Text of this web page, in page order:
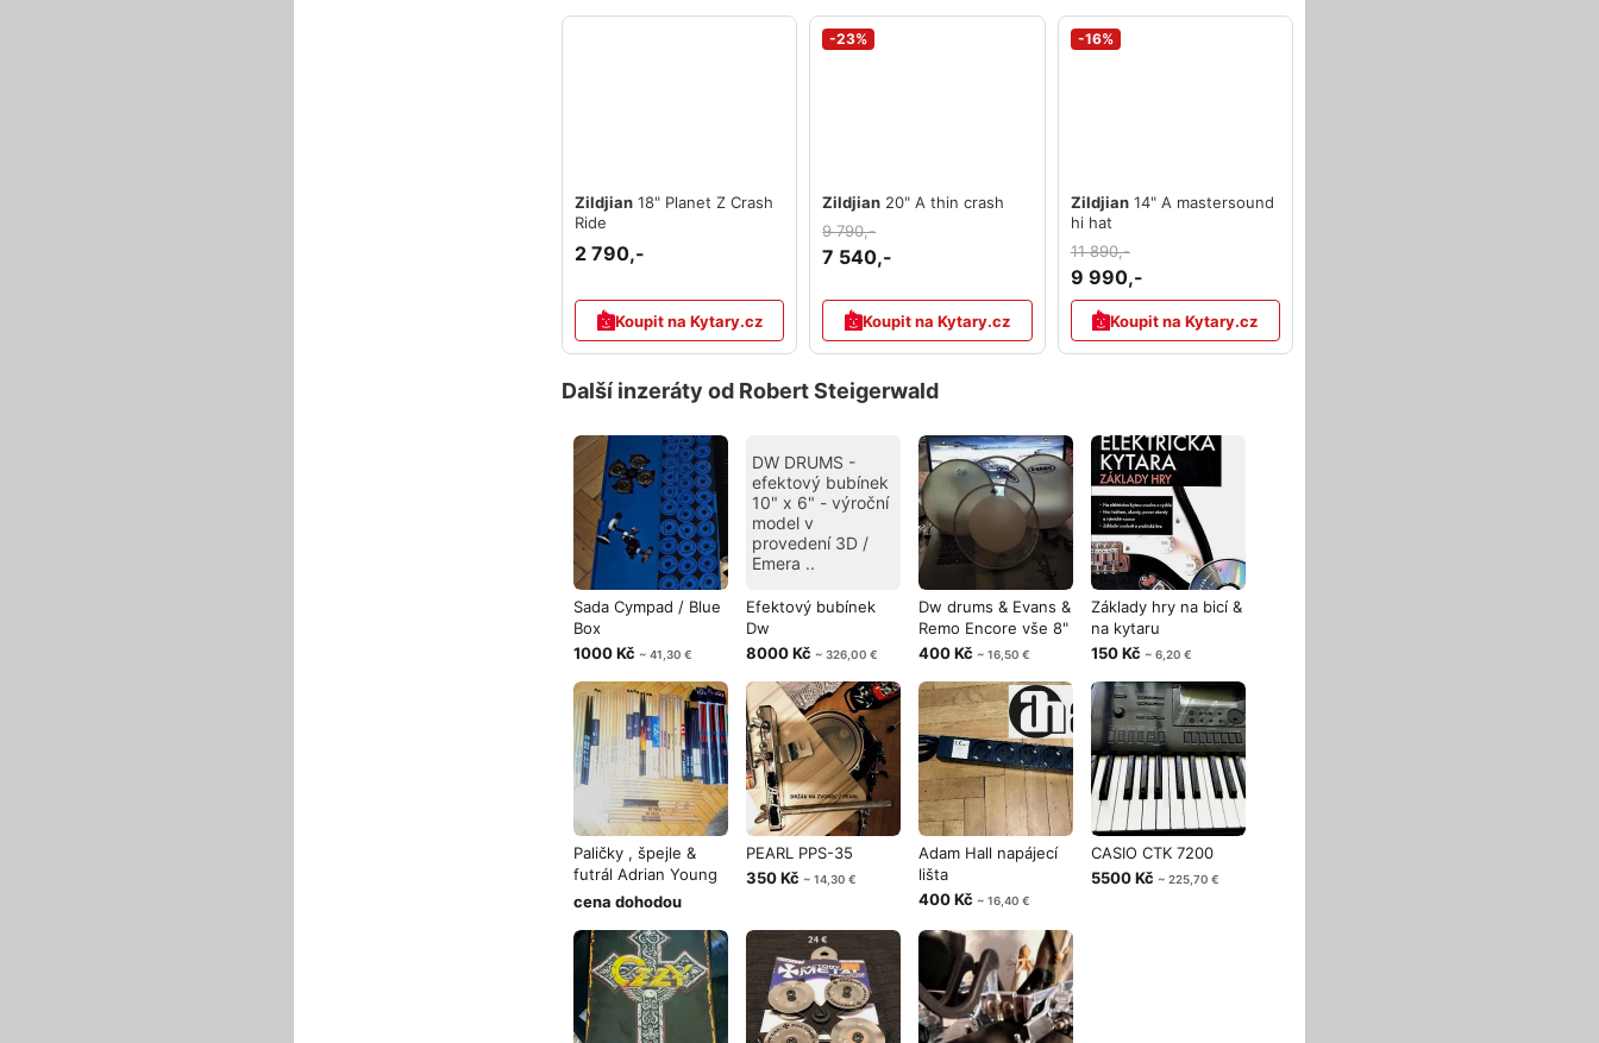
Zildjian 18" Planet Z Crash
Ride
2 790,-
Koupit na Kytary.cz
-23%
Zildjian 20" A thin crash
9 790,-
7 540,-
Koupit na Kytary.cz
-16%
Zildjian 14" A mastersound
hi hat
11 890,-
9 990,-
Koupit na Kytary.cz
Další inzeráty od Robert Steigerwald
Sada Cympad / Blue
Box
1000 Kč ~ 41,30 €
DW DRUMS -
efektový bubínek
10" x 6" - výroční
model v
provedení 3D /
Emera ..
Efektový bubínek
Dw
8000 Kč ~ 326,00 €
Dw drums & Evans &
Remo Encore vše 8"
400 Kč ~ 16,50 €
Základy hry na bicí &
na kytaru
150 Kč ~ 6,20 €
Paličky , špejle &
futrál Adrian Young
Drumst
cena dohodou
PEARL PPS-35
350 Kč ~ 14,30 €
Adam Hall napájecí
lišta
400 Kč ~ 16,40 €
CASIO CTK 7200
5500 Kč ~ 225,70 €